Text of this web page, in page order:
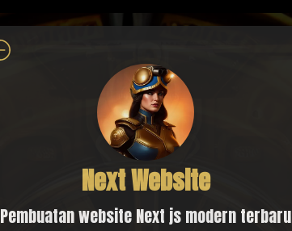
Next Website
Pembuatan website Next js modern terbaru